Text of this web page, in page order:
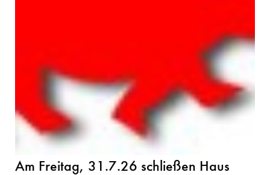
Am Freitag, 31.7.26 schließen Haus